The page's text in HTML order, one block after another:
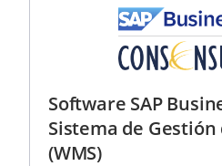
Software SAP
Sistema de Gestión
(WMS)